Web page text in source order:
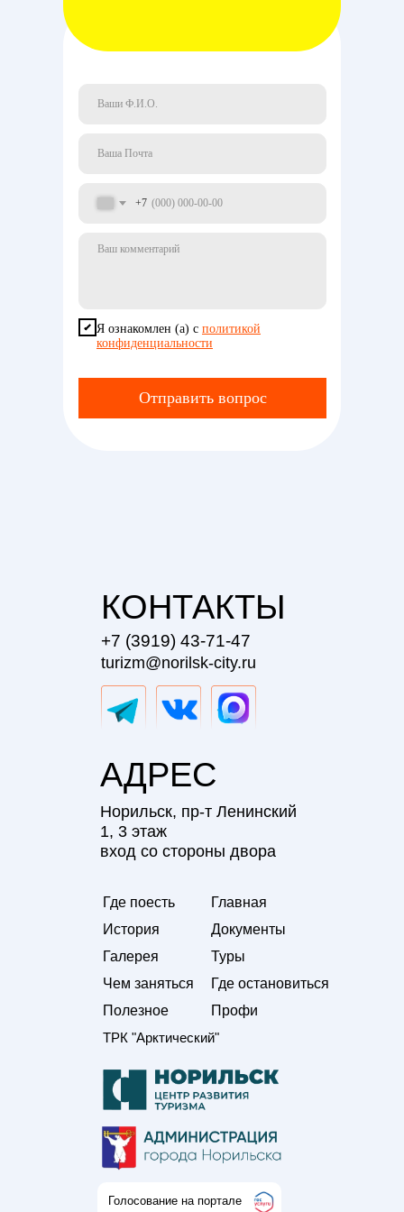
+7
Я ознакомлен (а) с политикой
конфиденциальности
Отправить вопрос
Голосование на портале
Где остановиться
Туры
Профи
Чем заняться
Документы
Полезное
Главная
Галерея
История
ТРК "Арктический"
Где поесть
АДРЕС
Норильск, пр-т Ленинский
1, 3 этаж
вход со стороны двора
turizm@norilsk-city.ru
+7 (3919) 43-71-47
КОНТАКТЫ